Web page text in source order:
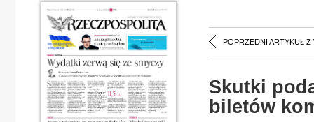
POPRZEDNI ARTYKUŁ Z
Skutki
biletów